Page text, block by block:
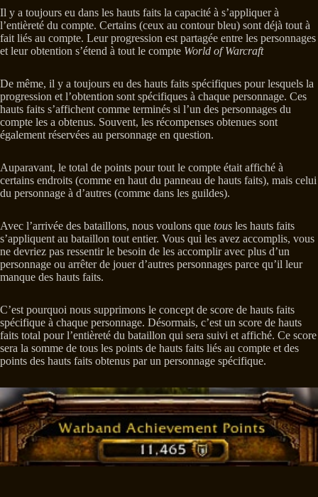
Il y a toujours eu dans les hauts faits la capacité à s’appliquer à
l’entièreté du compte. Certains (ceux au contour bleu) sont déjà tout à
fait liés au compte. Leur progression est partagée entre les personnages
et leur obtention s’étend à tout le compte World of Warcraft
De même, il y a toujours eu des hauts faits spécifiques pour lesquels la
progression et l’obtention sont spécifiques à chaque personnage. Ces
hauts faits s’affichent comme terminés si l’un des personnages du
compte les a obtenus. Souvent, les récompenses obtenues sont
également réservées au personnage en question.
Auparavant, le total de points pour tout le compte était affiché à
certains endroits (comme en haut du panneau de hauts faits), mais celui
du personnage à d’autres (comme dans les guildes).
Avec l’arrivée des bataillons, nous voulons que tous les hauts faits
s’appliquent au bataillon tout entier. Vous qui les avez accomplis, vous
ne devriez pas ressentir le besoin de les accomplir avec plus d’un
personnage ou arrêter de jouer d’autres personnages parce qu’il leur
manque des hauts faits.
C’est pourquoi nous supprimons le concept de score de hauts faits
spécifique à chaque personnage. Désormais, c’est un score de hauts
faits total pour l’entièreté du bataillon qui sera suivi et affiché. Ce score
sera la somme de tous les points de hauts faits liés au compte et des
points des hauts faits obtenus par un personnage spécifique.